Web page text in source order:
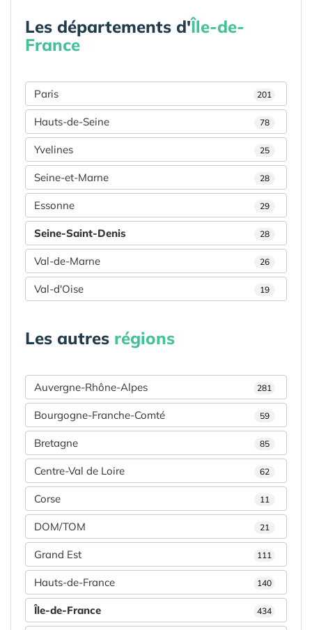
Les départements d'Île-de-
France
Paris 201
Hauts-de-Seine 78
Yvelines 25
Seine-et-Marne 28
Essonne 29
Seine-Saint-Denis 28
Val-de-Marne 26
Val-d'Oise 19
Les autres régions
Auvergne-Rhône-Alpes 281
Bourgogne-Franche-Comté 59
Bretagne 85
Centre-Val de Loire 62
Corse 11
DOM/TOM 21
Grand Est 111
Hauts-de-France 140
Île-de-France 434